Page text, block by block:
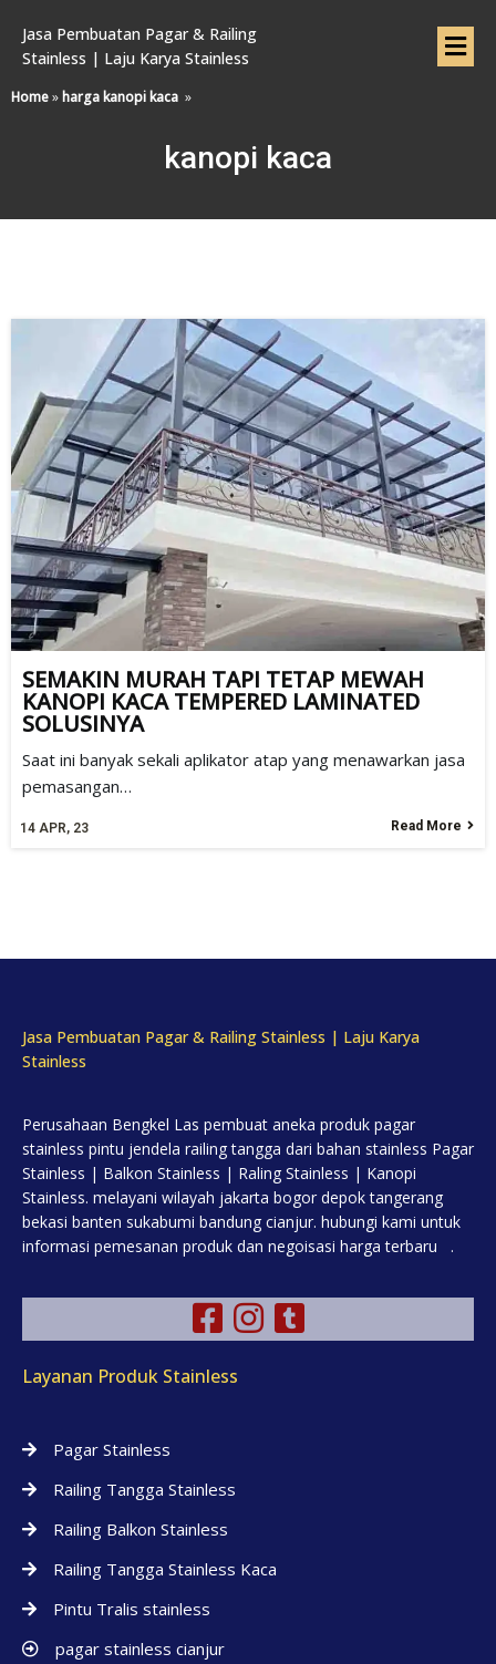
Jasa Pembuatan Pagar & Railing
Stainless | Laju Karya Stainless
Home» harga kanopi kaca »
kanopi kaca
SEMAKIN MURAH TAPI TETAP MEWAH
KANOPI KACA TEMPERED LAMINATED
SOLUSINYA
14 APR, 23
Saat ini banyak sekali aplikator atap yang menawarkan jasa
pemasangan…
Read More
Jasa Pembuatan Pagar & Railing Stainless | Laju Karya
Stainless
Perusahaan Bengkel Las pembuat aneka produk pagar
stainless pintu jendela railing tangga dari bahan stainless Pagar
Stainless | Balkon Stainless | Raling Stainless | Kanopi
Stainless. melayani wilayah jakarta bogor depok tangerang
bekasi banten sukabumi bandung cianjur. hubungi kami untuk
informasi pemesanan produk dan negoisasi harga terbaru .
Layanan Produk Stainless
Pagar Stainless
Railing Tangga Stainless
Railing Balkon Stainless
Railing Tangga Stainless Kaca
Pintu Tralis stainless
pagar stainless cianjur